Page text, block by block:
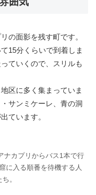
の面影を残す町です。
15分くらいで到着しま
ていくので、スリルも
区に多く集まっていま
サンミケーレ、青の洞
ています。
ナカプリからバス1本で行
に入る順番を待機する人
。